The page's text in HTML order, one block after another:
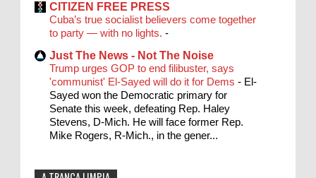
CITIZEN FREE PRESS
Cuba’s true socialist believers come together
to party — with no lights. -
Just The News - Not The Noise
Trump urges GOP to end filibuster, says
'communist' El-Sayed will do it for Dems - El-
Sayed won the Democratic primary for
Senate this week, defeating Rep. Haley
Stevens, D-Mich. He will face former Rep.
Mike Rogers, R-Mich., in the gener...